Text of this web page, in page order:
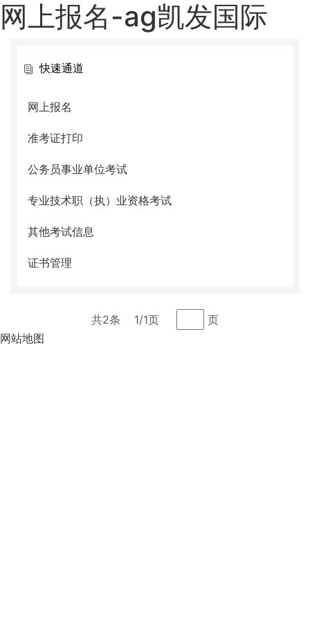
网上报名-ag凯发国际
快速通道
网上报名
准考证打印
公务员事业单位考试
专业技术职（执）业资格考试
其他考试信息
证书管理
共2条 1/1页
页
网站地图